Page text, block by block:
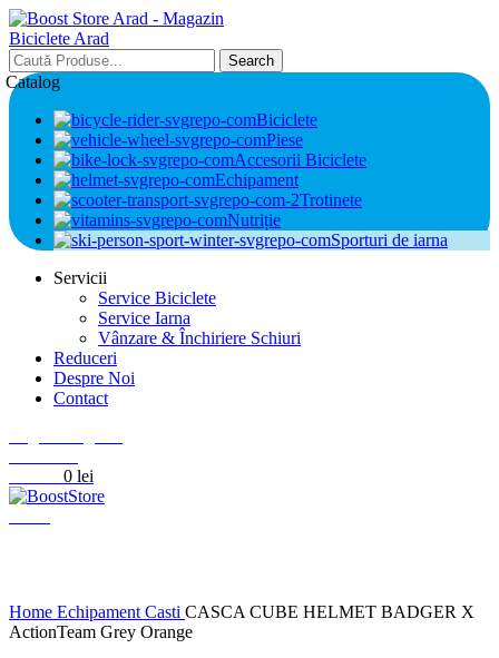
Search
Catalog
Biciclete
Piese
Accesorii Biciclete
Echipament
Trotinete
Nutriție
Sporturi de iarna
Servicii
Service Biciclete
Service Iarna
Vânzare & Închiriere Schiuri
Reduceri
Despre Noi
Contact
0 lei
Home Echipament Casti CASCA CUBE HELMET BADGER X
ActionTeam Grey Orange